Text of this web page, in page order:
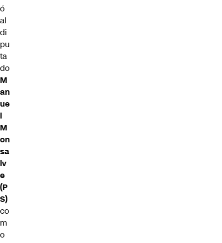
ó
al
di
pu
ta
do
M
an
ue
l
M
on
sa
lv
e
(P
S)
co
m
o